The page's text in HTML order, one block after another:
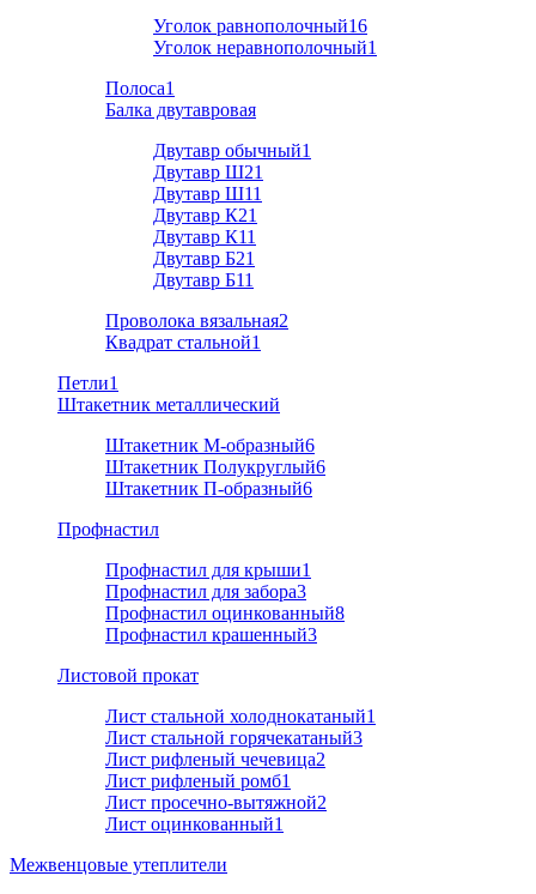
Уголок равнополочный16
Уголок неравнополочный1
Полоса1
Балка двутавровая
Двутавр обычный1
Двутавр Ш21
Двутавр Ш11
Двутавр К21
Двутавр К11
Двутавр Б21
Двутавр Б11
Проволока вязальная2
Квадрат стальной1
Петли1
Штакетник металлический
Штакетник М-образный6
Штакетник Полукруглый6
Штакетник П-образный6
Профнастил
Профнастил для крыши1
Профнастил для забора3
Профнастил оцинкованный8
Профнастил крашенный3
Листовой прокат
Лист стальной холоднокатаный1
Лист стальной горячекатаный3
Лист рифленый чечевица2
Лист рифленый ромб1
Лист просечно-вытяжной2
Лист оцинкованный1
Межвенцовые утеплители